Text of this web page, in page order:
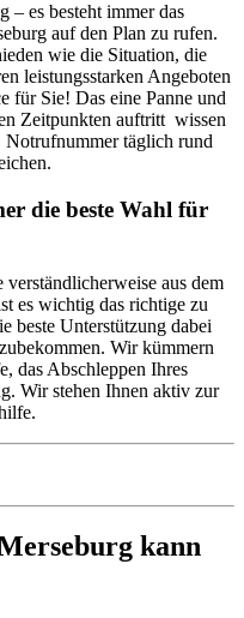
es besteht immer das
auf den Plan zu rufen.
wie die Situation, die
leistungsstarken Angeboten
für Sie! Das eine Panne und
Zeitpunkten auftritt wissen
täglich rund
die beste Wahl für
aus dem
es wichtig das richtige zu
beste Unterstützung dabei
Wir kümmern
das Abschleppen Ihres
Wir stehen Ihnen aktiv zur
kann